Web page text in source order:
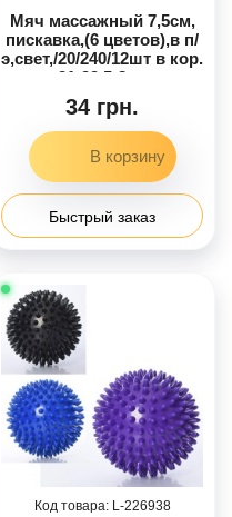
Мяч массажный 7,5см,
пискавка,(6 цветов),в п/
э,свет,/20/240/12шт в кор.
31-22,5-8см
34 грн.
Быстрый заказ
226938